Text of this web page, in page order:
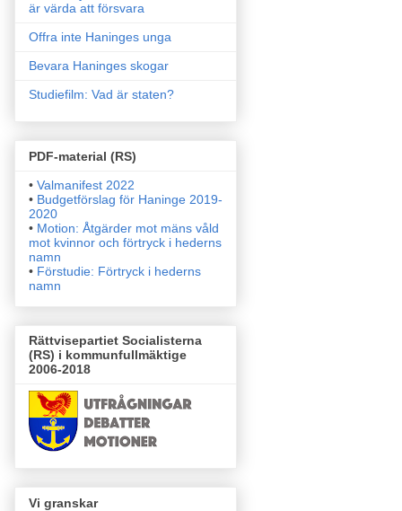
är värda att försvara
Offra inte Haninges unga
Bevara Haninges skogar
Studiefilm: Vad är staten?
PDF-material (RS)
• Valmanifest 2022
• Budgetförslag för Haninge 2019-
2020
• Motion: Åtgärder mot mäns våld
mot kvinnor och förtryck i hederns
namn
• Förstudie: Förtryck i hederns
namn
Rättvisepartiet Socialisterna
(RS) i kommunfullmäktige
2006-2018
Vi granskar